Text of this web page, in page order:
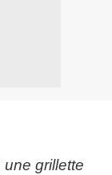
grillette